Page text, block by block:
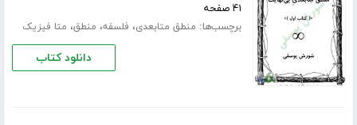
۴۱ صفحه
برچسب‌ها: منطق متابعدی، فلسفه، منطق، متا فیزیک
دانلود کتاب